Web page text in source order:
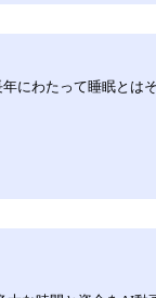
にわたって睡眠とは